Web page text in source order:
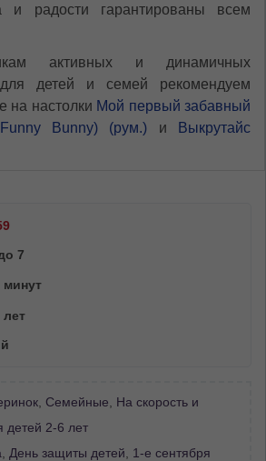
и радости гарантированы всем
активных и динамичных
детей и семей рекомендуем
на настолки Мой первый забавный
Bunny) (рум.) и
Выкрутайс
7
минут
лет
Семейные
На скорость и
детей 2-6 лет
День защиты детей
1-е сентября